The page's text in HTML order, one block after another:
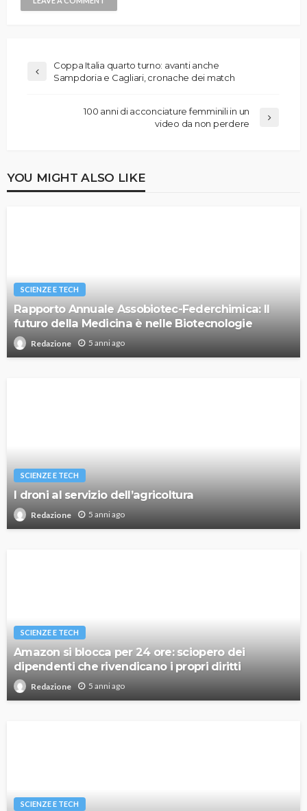
Coppa Italia quarto turno: avanti anche
Sampdoria e Cagliari, cronache dei match
100 anni di acconciature femminili in un
video da non perdere
YOU MIGHT ALSO LIKE
SCIENZE E TECH
Rapporto Annuale Assobiotec-Federchimica: Il
futuro della Medicina è nelle Biotecnologie
Redazione 5 anni ago
SCIENZE E TECH
I droni al servizio dell’agricoltura
Redazione 5 anni ago
SCIENZE E TECH
Amazon si blocca per 24 ore: sciopero dei
dipendenti che rivendicano i propri diritti
Redazione 5 anni ago
SCIENZE E TECH